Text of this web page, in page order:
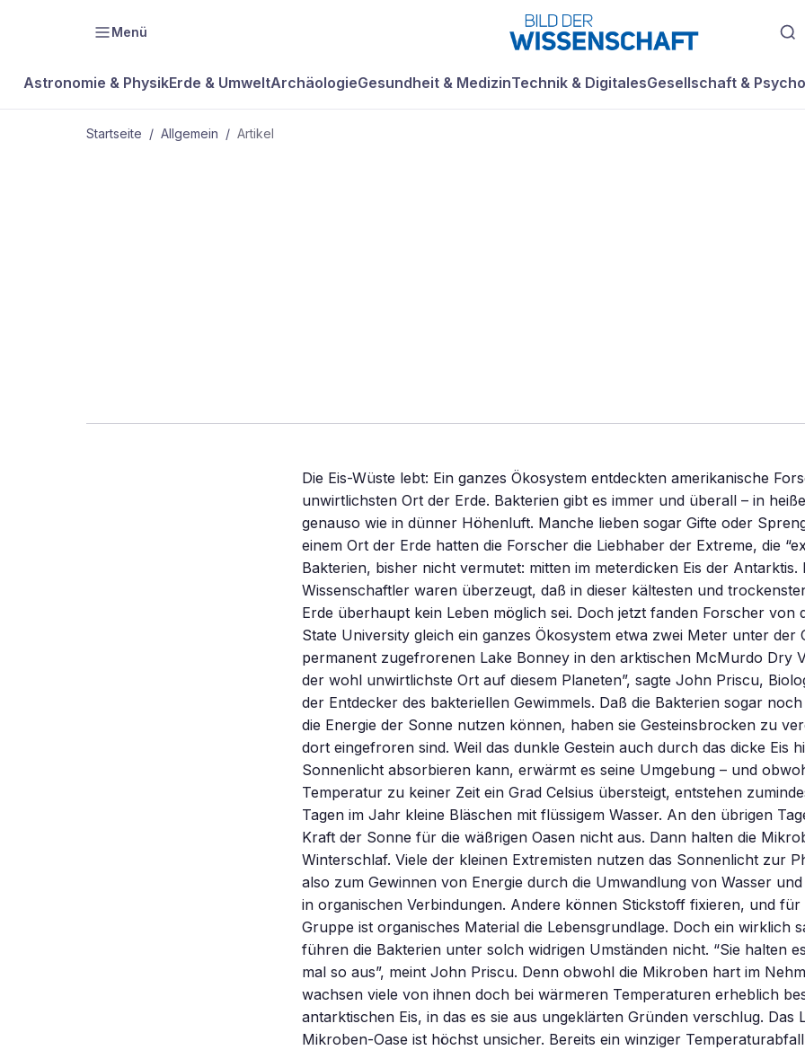
Menü
Astronomie & PhysikErde & UmweltArchäologieGesundheit & MedizinTechnik & DigitalesGesellschaft &
Startseite / Allgemein / Artikel
Die Eis-Wüste lebt: Ein ganzes Ökosystem entdeckten amerikanische
unwirtlichsten Ort der Erde. Bakterien gibt es immer und überall – in
genauso wie in dünner Höhenluft. Manche lieben sogar Gifte oder
einem Ort der Erde hatten die Forscher die Liebhaber der Extreme, die
Bakterien, bisher nicht vermutet: mitten im meterdicken Eis der Antarktis.
Wissenschaftler waren überzeugt, daß in dieser kältesten und
Erde überhaupt kein Leben möglich sei. Doch jetzt fanden Forscher von
State University gleich ein ganzes Ökosystem etwa zwei Meter unter der
permanent zugefrorenen Lake Bonney in den arktischen McMurdo Dry
der wohl unwirtlichste Ort auf diesem Planeten”, sagte John Priscu,
der Entdecker des bakteriellen Gewimmels. Daß die Bakterien sogar noch
die Energie der Sonne nutzen können, haben sie Gesteinsbrocken zu
dort eingefroren sind. Weil das dunkle Gestein auch durch das dicke Eis
Sonnenlicht absorbieren kann, erwärmt es seine Umgebung – und
Temperatur zu keiner Zeit ein Grad Celsius übersteigt, entstehen
Tagen im Jahr kleine Bläschen mit flüssigem Wasser. An den übrigen
Kraft der Sonne für die wäßrigen Oasen nicht aus. Dann halten die
Winterschlaf. Viele der kleinen Extremisten nutzen das Sonnenlicht zur
also zum Gewinnen von Energie durch die Umwandlung von Wasser
in organischen Verbindungen. Andere können Stickstoff fixieren, und für
Gruppe ist organisches Material die Lebensgrundlage. Doch ein wirklich
führen die Bakterien unter solch widrigen Umständen nicht. “Sie halten
mal so aus”, meint John Priscu. Denn obwohl die Mikroben hart im
wachsen viele von ihnen doch bei wärmeren Temperaturen erheblich
antarktischen Eis, in das es sie aus ungeklärten Gründen verschlug. Das
Mikroben-Oase ist höchst unsicher. Bereits ein winziger